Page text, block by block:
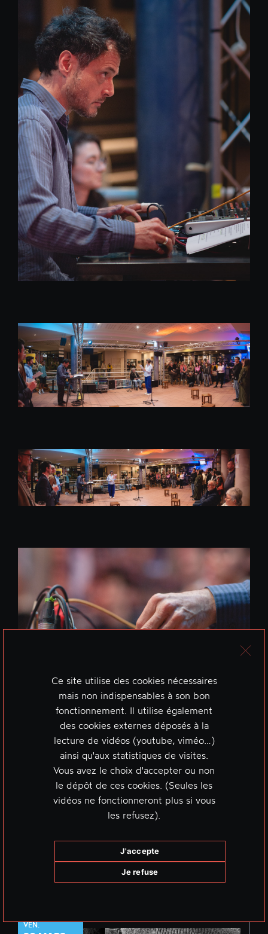
VEN.
Ce site utilise des cookies nécessaires
mais non indispensables à son bon
fonctionnement. Il utilise également
des cookies externes déposés à la
lecture de vidéos (youtube, viméo…)
ainsi qu'aux statistiques de visites.
Vous avez le choix d'accepter ou non
le dépôt de ces cookies. (Seules les
vidéos ne fonctionneront plus si vous
les refusez).
J'accepte
Je refuse